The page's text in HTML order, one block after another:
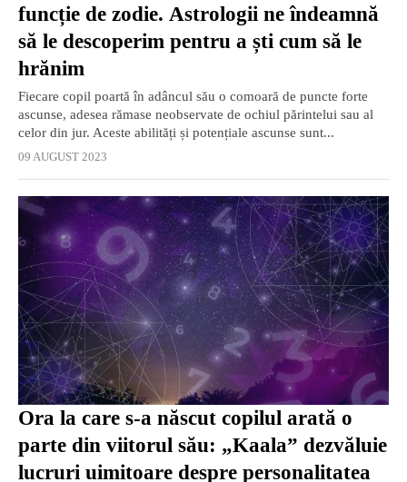
funcție de zodie. Astrologii ne îndeamnă
să le descoperim pentru a ști cum să le
hrănim
Fiecare copil poartă în adâncul său o comoară de puncte forte
ascunse, adesea rămase neobservate de ochiul părintelui sau al
celor din jur. Aceste abilități și potențiale ascunse sunt...
09 AUGUST 2023
Ora la care s-a născut copilul arată o
parte din viitorul său: „Kaala” dezvăluie
lucruri uimitoare despre personalitatea